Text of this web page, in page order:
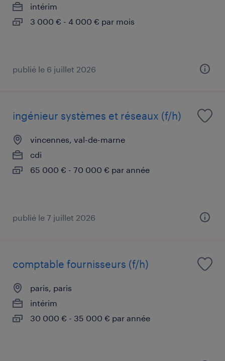
intérim
3 000 € - 4 000 € par mois
publié le 6 juillet 2026
ingénieur systèmes et réseaux (f/h)
vincennes, val-de-marne
cdi
65 000 € - 70 000 € par année
publié le 7 juillet 2026
comptable fournisseurs (f/h)
paris, paris
intérim
30 000 € - 35 000 € par année